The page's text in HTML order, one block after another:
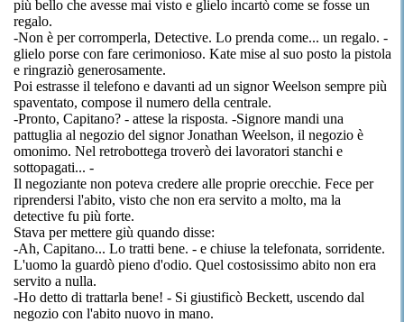
più bello che avesse mai visto e glielo incartò come se fosse un
regalo.
-Non è per corromperla, Detective. Lo prenda come... un regalo. -
glielo porse con fare cerimonioso. Kate mise al suo posto la pistola
e ringraziò generosamente.
Poi estrasse il telefono e davanti ad un signor Weelson sempre più
spaventato, compose il numero della centrale.
-Pronto, Capitano? - attese la risposta. -Signore mandi una
pattuglia al negozio del signor Jonathan Weelson, il negozio è
omonimo. Nel retrobottega troverò dei lavoratori stanchi e
sottopagati... -
Il negoziante non poteva credere alle proprie orecchie. Fece per
riprendersi l'abito, visto che non era servito a molto, ma la
detective fu più forte.
Stava per mettere giù quando disse:
-Ah, Capitano... Lo tratti bene. - e chiuse la telefonata, sorridente.
L'uomo la guardò pieno d'odio. Quel costosissimo abito non era
servito a nulla.
-Ho detto di trattarla bene! - Si giustificò Beckett, uscendo dal
negozio con l'abito nuovo in mano.